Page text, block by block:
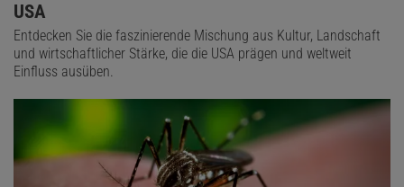
USA
Entdecken Sie die faszinierende Mischung aus Kultur, Landschaft
und wirtschaftlicher Stärke, die die USA prägen und weltweit
Einfluss ausüben.